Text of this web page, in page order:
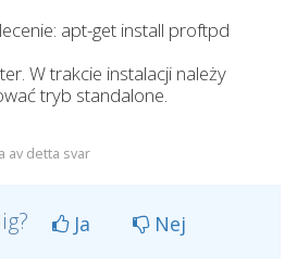
apt-get install proftpd
W trakcie instalacji należy
tryb standalone.
av detta svar
Ja Nej